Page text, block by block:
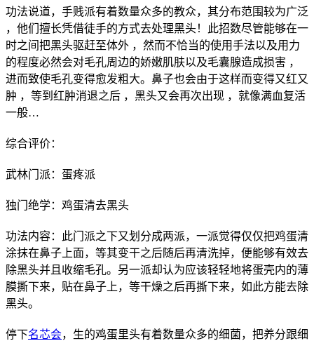
功法说道，手贱派有着数量众多的教众，其分布范围较为广泛
，他们擅长凭借徒手的方式去处理黑头！此招数尽管能够在一
时之间把黑头驱赶至体外 ，然而不恰当的使用手法以及用力
的程度必然会对毛孔周边的娇嫩肌肤以及毛囊腺造成损害 ，
进而致使毛孔变得愈发粗大。鼻子也会由于这样而变得又红又
肿 ，等到红肿消退之后 ，黑头又会再次出现 ，就像满血复活
一般…
综合评价：
武林门派：蛋疼派
独门绝学：鸡蛋清去黑头
功法内容：此门派之下又划分成两派，一派觉得仅仅把鸡蛋清
涂抹在鼻子上面，等其变干之后随后再清洗掉，便能够有效去
除黑头并且收缩毛孔。另一派却认为应该轻轻地将蛋壳内的薄
膜撕下来，贴在鼻子上，等干燥之后再撕下来，如此方能去除
黑头。
停下名芯会，生的鸡蛋里头有着数量众多的细菌，把养分跟细